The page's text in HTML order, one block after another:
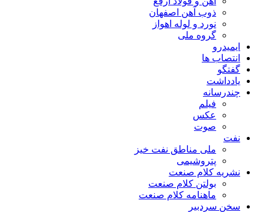
ذوب آهن اصفهان
نورد و لوله اهواز
گروه ملی
ایمیدرو
انتصاب ها
گفتگو
یادداشت
چندرسانه
فیلم
عکس
صوت
نفت
ملی مناطق نفت خیز
پتروشیمی
نشریه کلام صنعت
بولتن کلام صنعت
ماهنامه کلام صنعت
سخن سردبیر